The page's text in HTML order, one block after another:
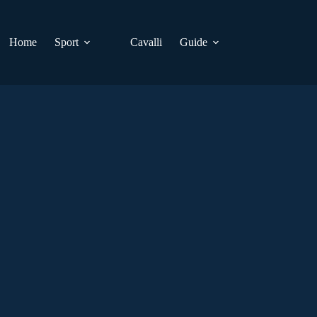
Home
Sport Cavalli Guide